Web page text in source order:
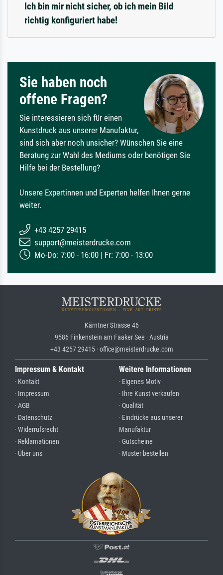
Ich bin mir nicht sicher, ob ich mein Bild
richtig konfiguriert habe!
Sie haben noch
offene Fragen?
Sie interessieren sich für einen
Kunstdruck aus unserer Manufaktur,
sind sich aber noch unsicher? Wünschen Sie eine
Beratung zur Wahl des Mediums oder benötigen Sie
Hilfe bei der Bestellung?
Unsere Expertinnen und Experten helfen Ihnen gerne
weiter.
+43 4257 29415
support@meisterdrucke.com
Mo-Do: 7:00 - 16:00 | Fr: 7:00 - 13:00
Kärntner Strasse 46
9586 Finkenstein am Faaker See · Austria
+43 4257 29415 · office@meisterdrucke.com
Impressum & Kontakt
· Kontakt
· Impressum
· AGB
· Datenschutz
· Widerrufsrecht
· Reklamationen
· Über uns
Weitere Informationen
· Eigenes Motiv
· Ihre Kunst verkaufen
· Qualität
· Eindrücke aus unserer
Manufaktur
· Gutscheine
· Muster bestellen